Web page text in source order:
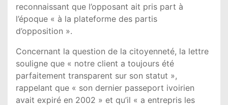
reconnaissant que l’opposant ait pris part à
l’époque « à la plateforme des partis
d’opposition ».
Concernant la question de la citoyenneté, la lettre
souligne que « notre client a toujours été
parfaitement transparent sur son statut »,
rappelant que « son dernier passeport ivoirien
avait expiré en 2002 » et qu’il « a entrepris les